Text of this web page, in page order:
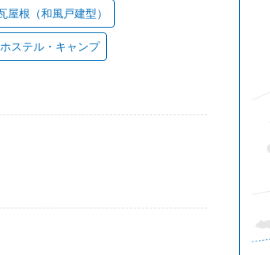
屋根（和風戸建型）
ステル・キャンプ